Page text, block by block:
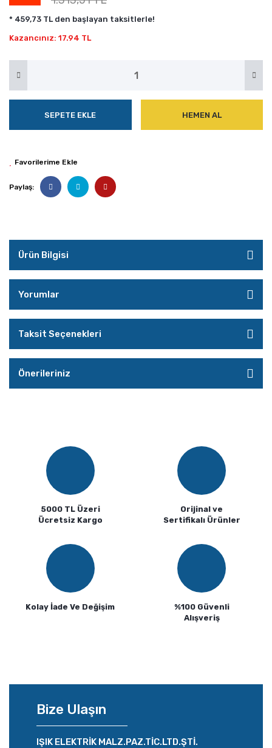
* 459,73 TL den başlayan taksitlerle!
Kazancınız: 17.94 TL
SEPETE EKLE HEMEN AL
Paylaş:
Ürün Bilgisi
Yorumlar
Taksit Seçenekleri
Önerileriniz
5000 TL Üzeri
Ücretsiz Kargo
Orijinal ve
Sertifikalı Ürünler
Kolay İade Ve Değişim
%100 Güvenli
Alışveriş
Bize Ulaşın
IŞIK ELEKTRİK MALZ.PAZ.TİC.LTD.ŞTİ.